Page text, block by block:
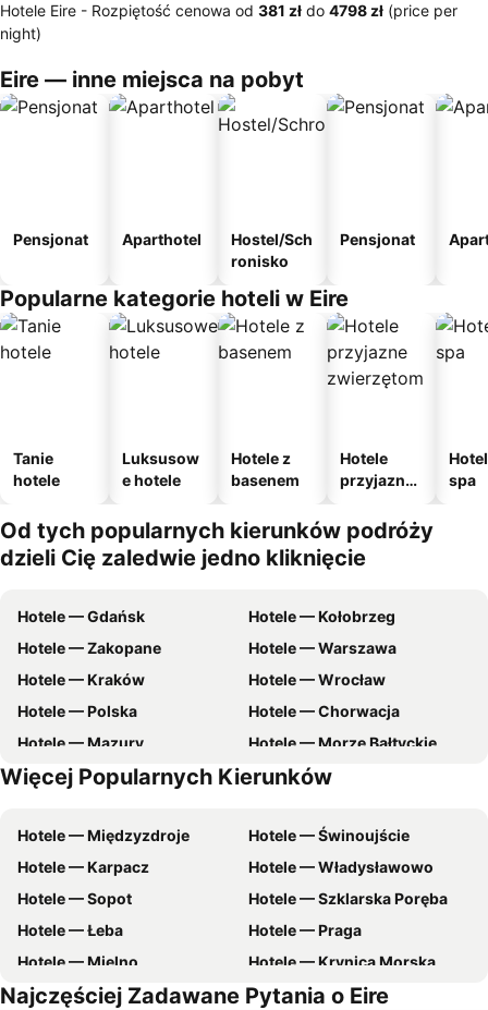
Hotele Eire - Rozpiętość cenowa od ‎381 zł do ‎4798 zł (price per
night)
Eire — inne miejsca na pobyt
Pensjonat Aparthotel
Hostel/Sch
ronisko
Pensjonat
Popularne kategorie hoteli w Eire
Tanie
hotele
Luksusow
e hotele
Hotele z
basenem
Hotele
przyjazne
m
spa
Od tych popularnych kierunków podróży
dzieli Cię zaledwie jedno kliknięcie
Hotele — Gdańsk
Hotele — Kołobrzeg
Hotele — Zakopane
Hotele — Warszawa
Hotele — Kraków
Hotele — Wrocław
Hotele — Polska
Hotele — Chorwacja
Hotele — Mazury
Hotele — Morze Bałtyckie
Hotele — Wybrzeże Bałtyckie
Hotele — Pomorskie
Więcej Popularnych Kierunków
Hotele — Międzyzdroje
Hotele — Świnoujście
Hotele — Karpacz
Hotele — Władysławowo
Hotele — Sopot
Hotele — Szklarska Poręba
Hotele — Łeba
Hotele — Praga
Hotele — Mielno
Hotele — Krynica Morska
Hotele — Gdynia
Hotele — Poznań
Najczęściej Zadawane Pytania o Eire